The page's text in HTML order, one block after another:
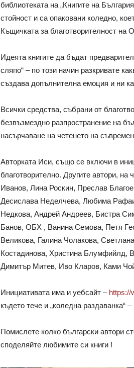
библиотеката на „Книгите на
стойност и са опаковани коледно,
Къщичката за благотворителност на
Идеята книгите да бъдат
сляпо“ – по този начин разкривате
създава допълнителна емоция и ни
Всички средства, събрани от
безвъзмездно разпространение на
насърчаване на четенето на
Авторката Иси, също се включи в
благотворително. Другите автори, на
Иванов, Лина Роскин, Преслав
Десислава Неделчева, Любима
Недкова, Андрей Андреев, Бистра
Банов, ОБХ , Ванина Семова, Петя
Великова, Галина Чолакова,
Костадинова, Христина Блумфийлд,
Димитър Митев, Иво Кларов, Ками
Инициативата има и уебсайт – https://
където тече и „коледна раздаванка“ –
Помислете колко български автори
споделяйте любимите си книги !